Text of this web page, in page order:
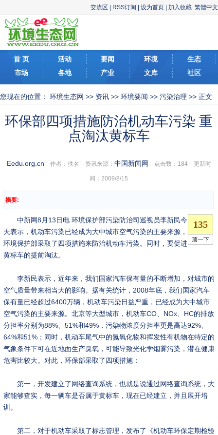
交流区 RSS订阅 设为首页 加入收藏 繁體中文
首 页 活动 要闻 环境
生态
市场
各地 产业 文库 社区
您现在的位置： 环境生态网 >> 资讯 >> 环境要闻 >> 污染治理 >> 正文
环保部四项措施防治机动车污染 重
点淘汰黄标车
Eedu.org.cn 作者：佚名 资讯来源： 中国新闻网 点击数： 184 更新时
间：2009/8/15
摘要:
中新网8月13日电 环境保护部污染防治司巡视员李新民今
天表示，机动车污染已经成为大中城市空气污染的主要来源，
环境保护部采取了四项措施来防治机动车污染。同时，要促进
黄标车的提前淘汰。
李新民表示，近年来，我们国家汽车保有量的不断增加，对城市的
空气质量带来相当大的影响。据有关统计，2008年底，我们国家汽车
保有量已经超过6400万辆，机动车污染日益严重，已经成为大中城市
空气污染的主要来源。北京等大型城市，机动车CO、NOx、HC的排放
分担率分别为88%、51%和49%，污染物浓度分担率更是高达92%、
64%和51%；同时，机动车尾气中的氮氧化物和挥发性有机物在特定的
气象条件下可在近地面生产臭氧，可能导致光化学烟雾污染，潜在健康
危害比较大。对此，环保部采取了四项措施：
第一，开发建立了网络查询系统，也就是说通过网络查询系统，大
家能够查实，每一辆车是否属于黄标车，现在已经建立，并且展开培
训。
第二，对于机动车采取了标志管理，发布了《机动车环保定期检验